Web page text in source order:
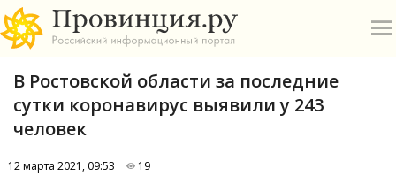
В Ростовской области за последние
сутки коронавирус выявили у 243
человек
12 марта 2021, 09:53 19